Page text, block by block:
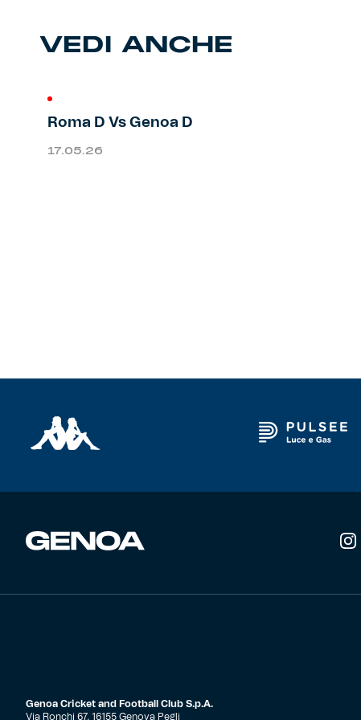
Primavera
Training
Rappresentanza
Vintage Collection
Caffè Boasi x Genoa
VEDI ANCHE
Roma D Vs Genoa D
17.05.26
Genoa Cricket and Football Club S.p.A.
Via Ronchi 67, 16155 Genova Pegli